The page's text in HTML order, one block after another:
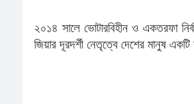
২০১৪ সালে ভোটারবিহীন ও একতরফা
জিয়ার দূরদর্শী নেতৃত্বে দেশের মানুষ